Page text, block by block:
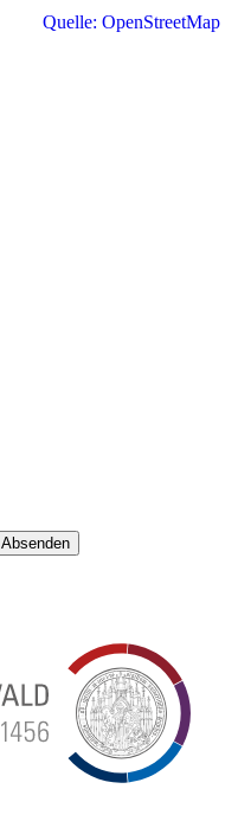
Absenden
Quelle: OpenStreetMap